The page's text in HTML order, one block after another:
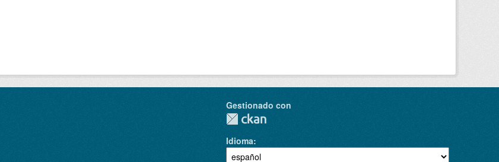
Gestionado con
Idioma